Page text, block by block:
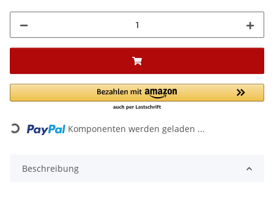
Loading... Komponenten werden geladen ...
Beschreibung